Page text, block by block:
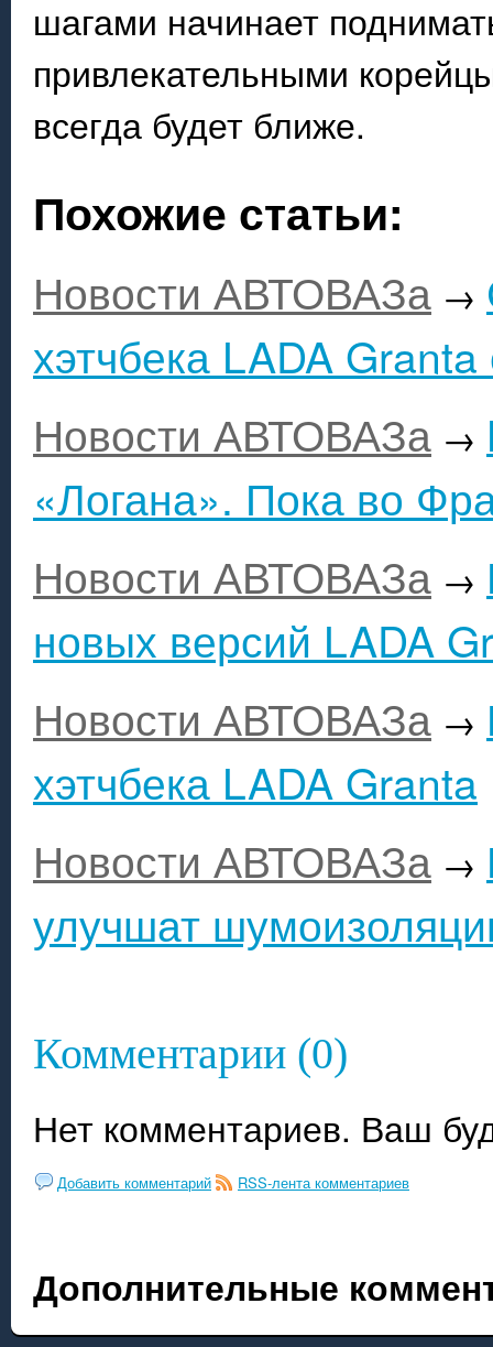
шагами начинает
привлекательными
всегда будет ближе.
Похожие статьи:
Новости АВТОВАЗа →
хэтчбека LADA
Новости АВТОВАЗа →
«Логана». Пока во
Новости АВТОВАЗа →
новых версий LADA
Новости АВТОВАЗа →
хэтчбека LADA Granta
Новости АВТОВАЗа →
улучшат
Комментарии (0)
Нет комментариев. Ваш
Добавить комментарий RSS-лента комментариев
Дополнительные